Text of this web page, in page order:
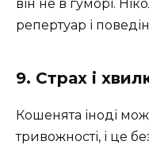
він не в гуморі.
репертуар і
9. Страх і
Кошенята іноді
тривожності, і це